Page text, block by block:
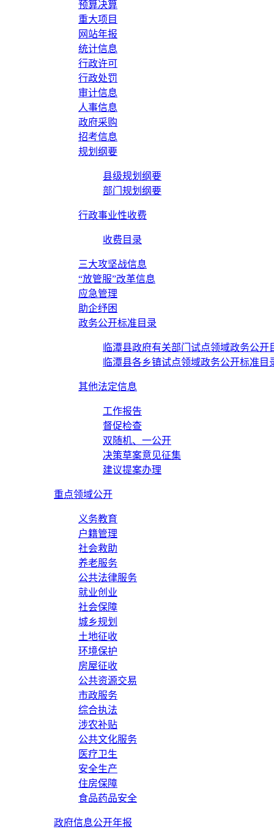
预算决算
重大项目
网站年报
统计信息
行政许可
行政处罚
审计信息
人事信息
政府采购
招考信息
规划纲要
县级规划纲要
部门规划纲要
行政事业性收费
收费目录
三大攻坚战信息
“放管服”改革信息
应急管理
助企纾困
政务公开标准目录
临潭县政府有关部门试点领域政务公开
临潭县各乡镇试点领域政务公开标准目
其他法定信息
工作报告
督促检查
双随机、一公开
决策草案意见征集
建议提案办理
重点领域公开
义务教育
户籍管理
社会救助
养老服务
公共法律服务
就业创业
社会保障
城乡规划
土地征收
环境保护
房屋征收
公共资源交易
市政服务
综合执法
涉农补贴
公共文化服务
医疗卫生
安全生产
住房保障
食品药品安全
政府信息公开年报